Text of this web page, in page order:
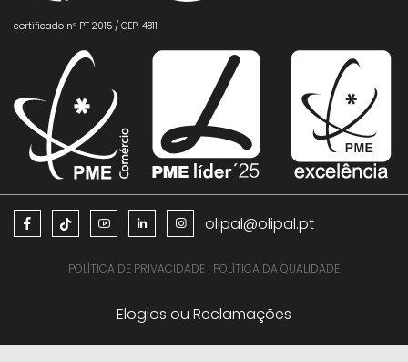
certificado nº PT 2015 / CEP. 4811
olipal@olipal.pt
POLÍTICA DE PRIVACIDADE | POLÍTICA DA QUALIDADE
Elogios ou Reclamações